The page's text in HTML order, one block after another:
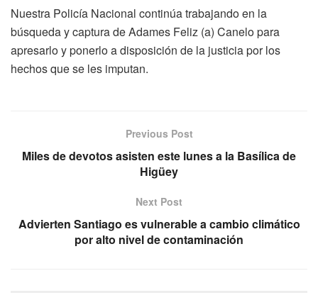
Nuestra Policía Nacional continúa trabajando en la
búsqueda y captura de Adames Feliz (a) Canelo para
apresarlo y ponerlo a disposición de la justicia por los
hechos que se les imputan.
Previous Post
Miles de devotos asisten este lunes a la Basílica de
Higüey
Next Post
Advierten Santiago es vulnerable a cambio climático
por alto nivel de contaminación